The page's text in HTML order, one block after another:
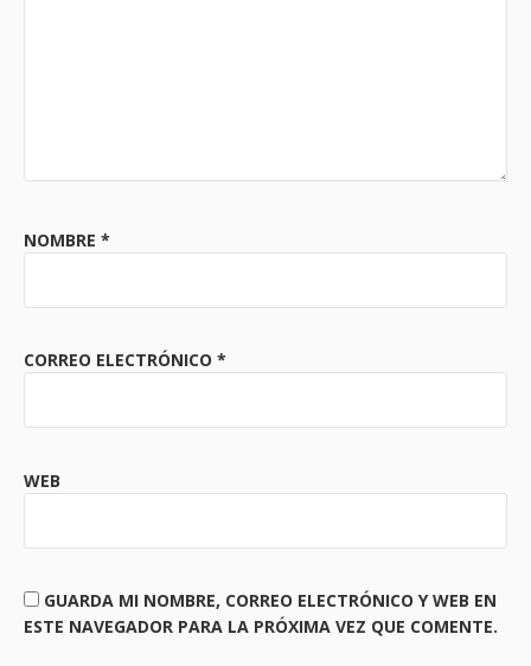
NOMBRE *
CORREO ELECTRÓNICO *
WEB
GUARDA MI NOMBRE, CORREO ELECTRÓNICO Y WEB EN
ESTE NAVEGADOR PARA LA PRÓXIMA VEZ QUE COMENTE.